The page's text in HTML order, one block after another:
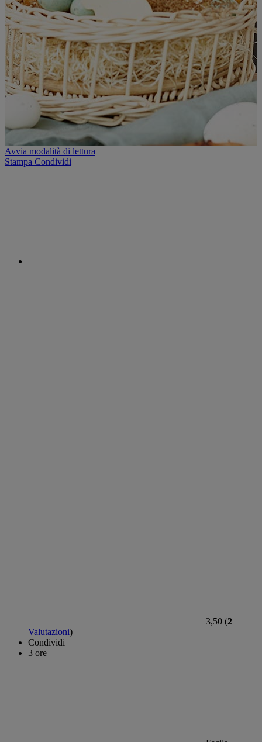
Avvia modalità di lettura
Stampa Condividi
3,50 (2
Valutazioni)
Condividi
3 ore